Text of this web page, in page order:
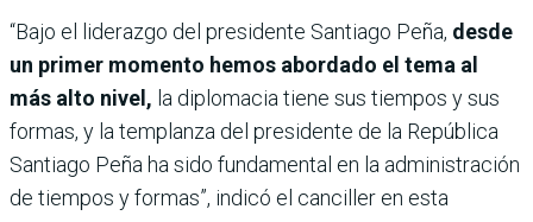
“Bajo el liderazgo del presidente Santiago Peña, desde
un primer momento hemos abordado el tema al
más alto nivel, la diplomacia tiene sus tiempos y sus
formas, y la templanza del presidente de la República
Santiago Peña ha sido fundamental en la administración
de tiempos y formas”, indicó el canciller en esta